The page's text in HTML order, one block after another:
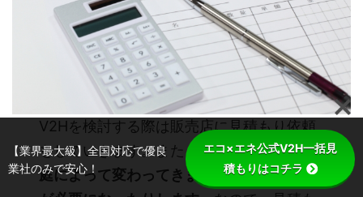
V2Hを検討する際は販売店に見積もり依頼
をしていきます。また、
工事内容は各ご家
庭によって変わってきますので、現場調査
【業界最大級】全国対応で優良
業社のみで安心！
エコ×エネ公式V2H一括見
積もりはコチラ